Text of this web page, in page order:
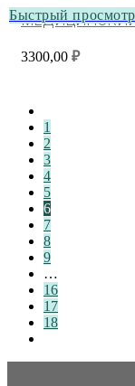
Быстрый просмотр
3300,00 ₽
1
2
3
4
5
6
7
8
9
…
16
17
18